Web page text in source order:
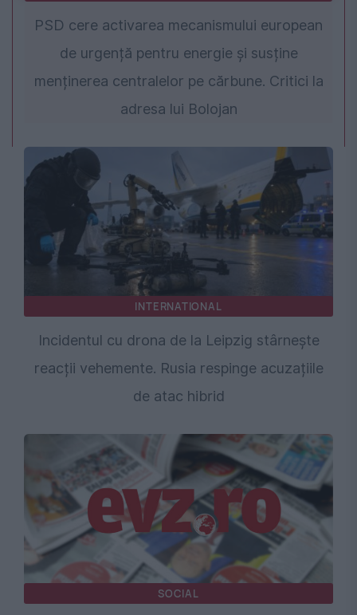
PSD cere activarea mecanismului european
de urgență pentru energie și susține
menținerea centralelor pe cărbune. Critici la
adresa lui Bolojan
INTERNATIONAL
Incidentul cu drona de la Leipzig stârnește
reacții vehemente. Rusia respinge acuzațiile
de atac hibrid
SOCIAL